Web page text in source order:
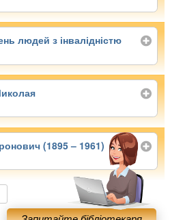
людей з інвалідністю
(1895 – 1961)